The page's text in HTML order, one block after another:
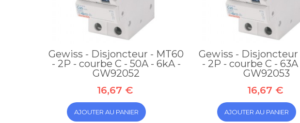
Gewiss - Disjoncteur - MT60
- 2P - courbe C - 50A - 6kA -
GW92052
16,67 €
AJOUTER AU PANIER
Gewiss - Disjoncteur
- 2P - courbe C -
GW92053
16,67 €
AJOUTER AU PANIER